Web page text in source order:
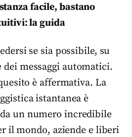
facile, bastano
la guida
se sia possibile, su
messaggi automatici.
è affermativa. La
istantanea è
un numero incredibile
il mondo, aziende e liberi